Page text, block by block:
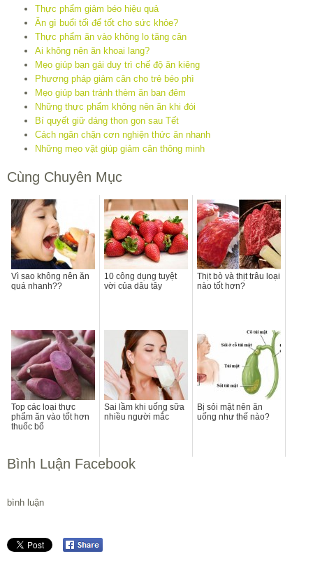
Thực phẩm giảm béo hiệu quả
Ăn gì buổi tối để tốt cho sức khỏe?
Thực phẩm ăn vào không lo tăng cân
Ai không nên ăn khoai lang?
Mẹo giúp bạn gái duy trì chế độ ăn kiêng
Phương pháp giảm cân cho trẻ béo phì
Mẹo giúp bạn tránh thèm ăn ban đêm
Những thực phẩm không nên ăn khi đói
Bí quyết giữ dáng thon gọn sau Tết
Cách ngăn chặn cơn nghiện thức ăn nhanh
Những mẹo vặt giúp giảm cân thông minh
Cùng Chuyên Mục
Vì sao không nên ăn
quá nhanh??
10 công dụng tuyệt
vời của dâu tây
Thịt bò và thịt trâu loại
nào tốt hơn?
Top các loại thực
phẩm ăn vào tốt hơn
thuốc bổ
Sai lầm khi uống sữa
nhiều người mắc
Bị sỏi mật nên ăn
uống như thế nào?
Bình Luận Facebook
bình luận